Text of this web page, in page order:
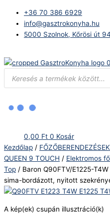
content
+36 70 386 6929
info@gasztrokonyha.hu
5000 Szolnok, Kőrösi út
Products
search
0,00 Ft 0 Kosár
Kezdőlap /
QUEEN 9 TOUCH / Elektromos
Top / Baron Q90FTV/E1225-
sima-bordázott, nyitott
A kép(ek) csupán illusztráció(k)
Q90FTV/E1225-
T4W
elektromos
osztott,
sima-
bordázott,
szekrényen,